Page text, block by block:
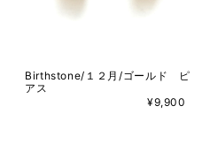
Birthstone/１２月/ゴールド ピ
アス
¥9,900